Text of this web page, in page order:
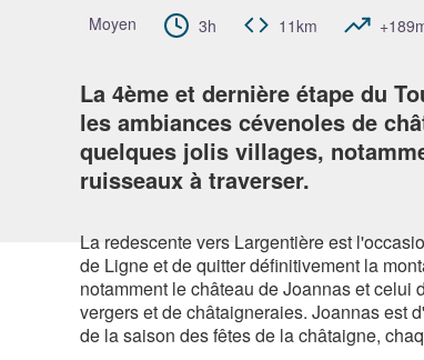
Moyen 3h 11km
La 4ème et dernière étape du
les ambiances cévenoles de
quelques jolis villages,
ruisseaux à traverser.
La redescente vers Largentière est
de Ligne et de quitter définitivement la
notamment le château de Joannas et celui
vergers et de châtaigneraies. Joannas est
de la saison des fêtes de la châtaigne,